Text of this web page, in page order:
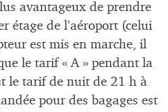
avantageux de prendre
étage de l’aéroport (celui
est mis en marche, il
le tarif « A » pendant la
le tarif de nuit de 21 h à
pour des bagages est